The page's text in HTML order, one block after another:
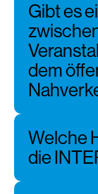
Gibt es
dem
Welche
die